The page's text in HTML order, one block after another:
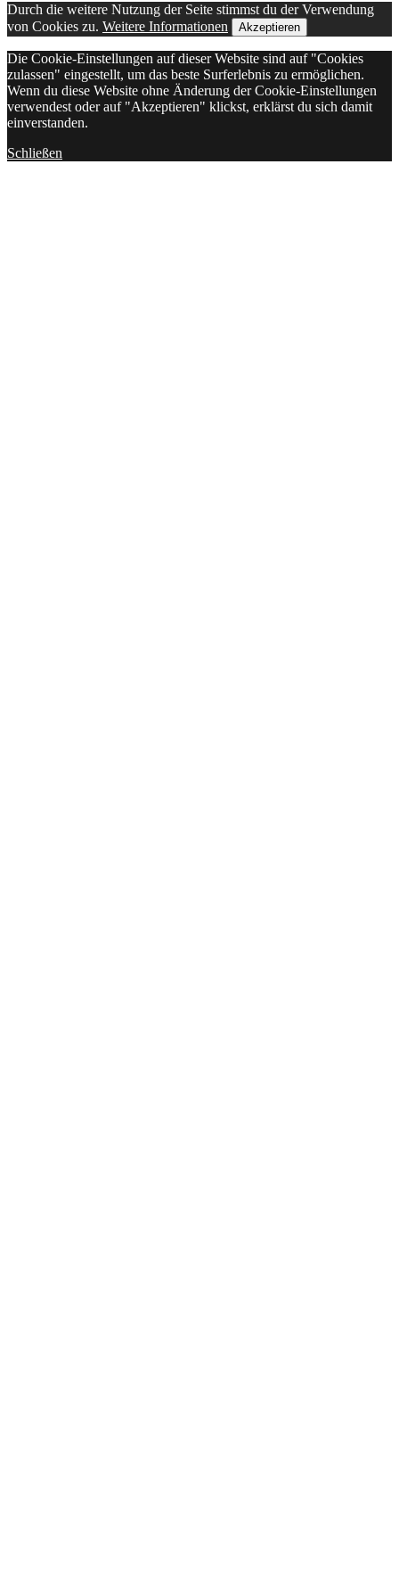
Durch die weitere Nutzung der Seite stimmst du der Verwendung
von Cookies zu. Weitere Informationen Akzeptieren
Die Cookie-Einstellungen auf dieser Website sind auf "Cookies
zulassen" eingestellt, um das beste Surferlebnis zu ermöglichen.
Wenn du diese Website ohne Änderung der Cookie-Einstellungen
verwendest oder auf "Akzeptieren" klickst, erklärst du sich damit
einverstanden.
Schließen